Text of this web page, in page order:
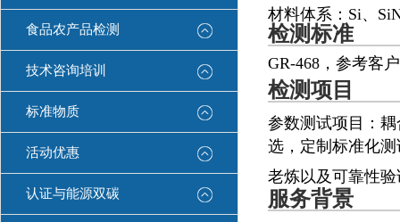
食品农产品检测
技术咨询培训
标准物质
活动优惠
认证与能源双碳
材料体系：Si、
检测标准
GR-468，参考客
检测项目
参数测试项目：
选，定制标准化
老炼以及可靠性
服务背景